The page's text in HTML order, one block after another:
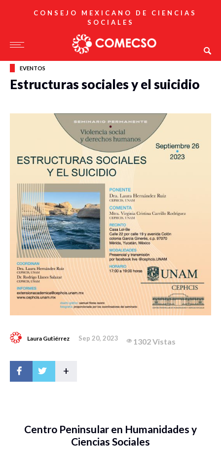
CONSEJO MEXICANO DE CIENCIAS
SOCIALES
EVENTOS
Estructuras sociales y el suicidio
Laura Gutiérrez Sep 20, 2023 1302 Vistas
+
Centro Peninsular en Humanidades y
Ciencias Sociales